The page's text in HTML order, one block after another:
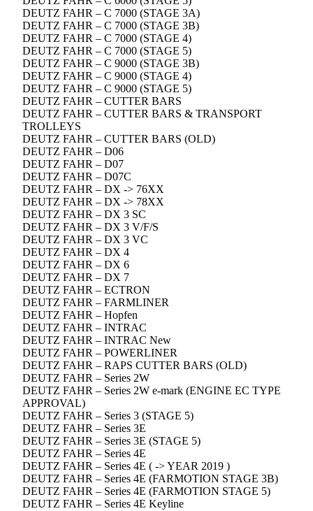
DEUTZ FAHR – C 7000 (STAGE 3A)
DEUTZ FAHR – C 7000 (STAGE 3B)
DEUTZ FAHR – C 7000 (STAGE 4)
DEUTZ FAHR – C 7000 (STAGE 5)
DEUTZ FAHR – C 9000 (STAGE 3B)
DEUTZ FAHR – C 9000 (STAGE 4)
DEUTZ FAHR – C 9000 (STAGE 5)
DEUTZ FAHR – CUTTER BARS
DEUTZ FAHR – CUTTER BARS & TRANSPORT
TROLLEYS
DEUTZ FAHR – CUTTER BARS (OLD)
DEUTZ FAHR – D06
DEUTZ FAHR – D07
DEUTZ FAHR – D07C
DEUTZ FAHR – DX -> 76XX
DEUTZ FAHR – DX -> 78XX
DEUTZ FAHR – DX 3 SC
DEUTZ FAHR – DX 3 V/F/S
DEUTZ FAHR – DX 3 VC
DEUTZ FAHR – DX 4
DEUTZ FAHR – DX 6
DEUTZ FAHR – DX 7
DEUTZ FAHR – ECTRON
DEUTZ FAHR – FARMLINER
DEUTZ FAHR – Hopfen
DEUTZ FAHR – INTRAC
DEUTZ FAHR – INTRAC New
DEUTZ FAHR – POWERLINER
DEUTZ FAHR – RAPS CUTTER BARS (OLD)
DEUTZ FAHR – Series 2W
DEUTZ FAHR – Series 2W e-mark (ENGINE EC TYPE
APPROVAL)
DEUTZ FAHR – Series 3 (STAGE 5)
DEUTZ FAHR – Series 3E
DEUTZ FAHR – Series 3E (STAGE 5)
DEUTZ FAHR – Series 4E
DEUTZ FAHR – Series 4E ( -> YEAR 2019 )
DEUTZ FAHR – Series 4E (FARMOTION STAGE 3B)
DEUTZ FAHR – Series 4E (FARMOTION STAGE 5)
DEUTZ FAHR – Series 4E Keyline